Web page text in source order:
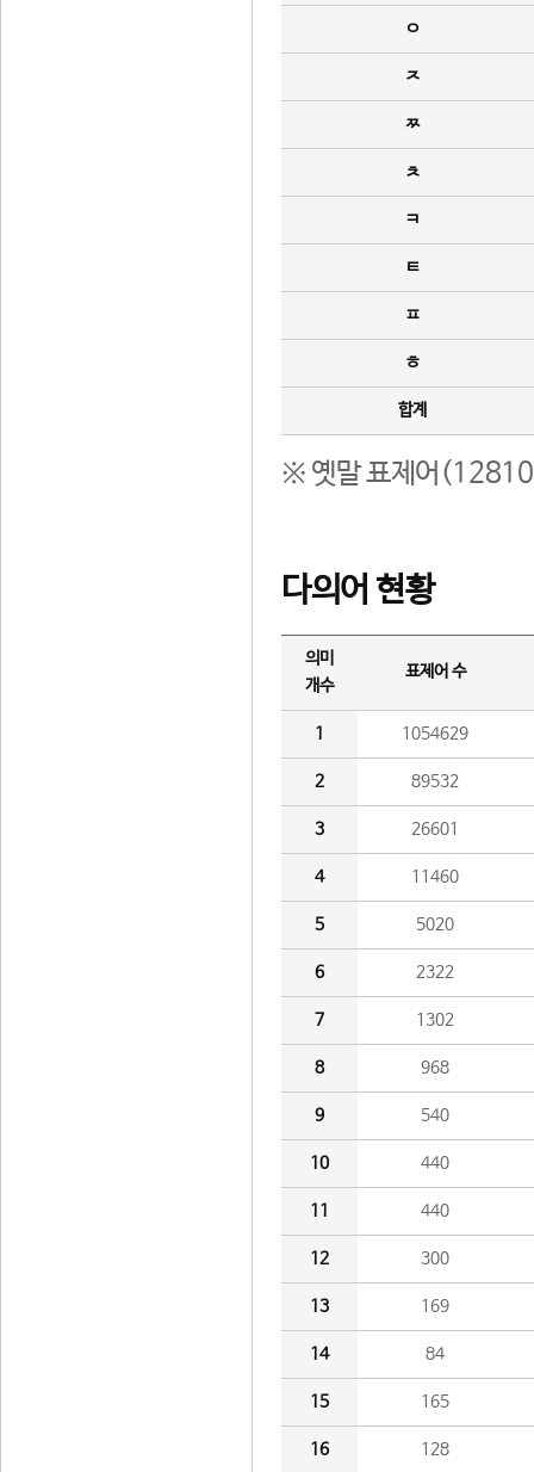
ㅇ
ㅈ
ㅉ
ㅊ
ㅋ
ㅌ
ㅍ
ㅎ
합계
※ 옛말 표제어(12810
다의어 현황
의미
개수
표제어 수
1 1054629
2 89532
3 26601
4 11460
5 5020
6 2322
7 1302
8 968
9 540
10 440
11 440
12 300
13 169
14 84
15 165
16 128